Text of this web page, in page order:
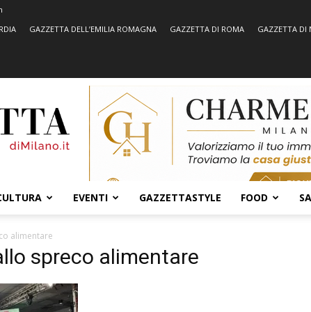
GAZZETTA DELL’EMILIA ROMAGNA GAZZETTA DI ROMA GAZZETTA DI
EVENTI GAZZETTASTYLE FOOD
alimentare
spreco alimentare